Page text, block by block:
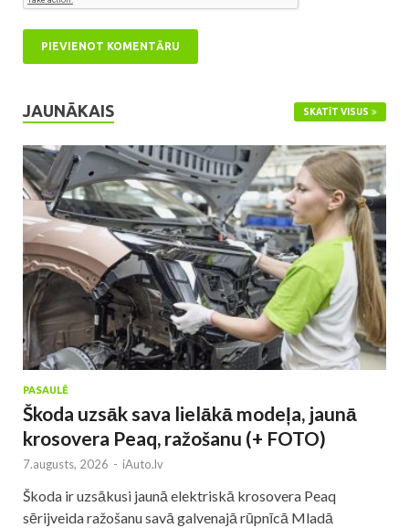
JAUNĀKAIS SKATĪT VISUS
PASAULĒ
Škoda uzsāk sava lielākā modeļa, jaunā
krosovera Peaq, ražošanu (+ FOTO)
7.augusts, 2026 - iAuto.lv
Škoda ir uzsākusi jaunā elektriskā krosovera Peaq
sērijveida ražošanu savā galvenajā rūpnīcā Mladā